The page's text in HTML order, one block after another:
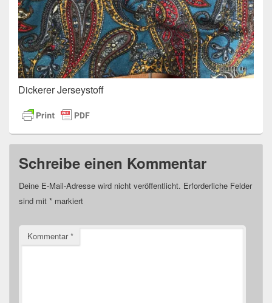
Dickerer Jerseystoff
Schreibe einen Kommentar
Deine E-Mail-Adresse wird nicht veröffentlicht. Erforderliche Felder
sind mit * markiert
Kommentar*